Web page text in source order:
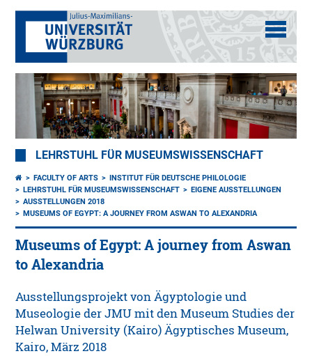
LEHRSTUHL FÜR MUSEUMSWISSENSCHAFT
FACULTY OF ARTS
INSTITUT FÜR DEUTSCHE PHILOLOGIE
LEHRSTUHL FÜR MUSEUMSWISSENSCHAFT
EIGENE AUSSTELLUNGEN
AUSSTELLUNGEN 2018
MUSEUMS OF EGYPT: A JOURNEY FROM ASWAN TO ALEXANDRIA
Museums of Egypt: A journey from Aswan
to Alexandria
Ausstellungsprojekt von Ägyptologie und
Museologie der JMU mit den Museum Studies der
Helwan University (Kairo) Ägyptisches Museum,
Kairo, März 2018